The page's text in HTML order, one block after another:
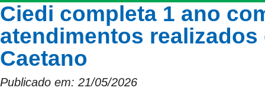
Ciedi completa 1 ano
atendimentos realizados
Caetano
Publicado em: 21/05/2026